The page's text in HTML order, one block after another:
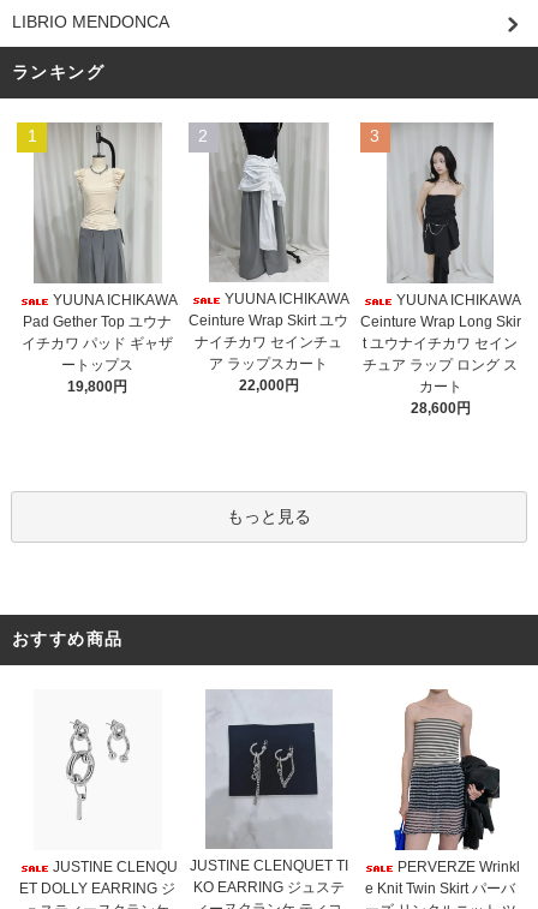
LIBRIO MENDONCA
ランキング
1
YUUNA ICHIKAWA
Pad Gether Top ユウナ
イチカワ パッド ギャザ
ートップス
19,800円
2
YUUNA ICHIKAWA
Ceinture Wrap Skirt ユウ
ナイチカワ セインチュ
ア ラップスカート
22,000円
3
YUUNA ICHIKAWA
Ceinture Wrap Long Skir
t ユウナイチカワ セイン
チュア ラップ ロング ス
カート
28,600円
もっと見る
おすすめ商品
JUSTINE CLENQU
ET DOLLY EARRING ジ
JUSTINE CLENQUET TI
KO EARRING ジュステ
PERVERZE Wrinkl
e Knit Twin Skirt パーバ